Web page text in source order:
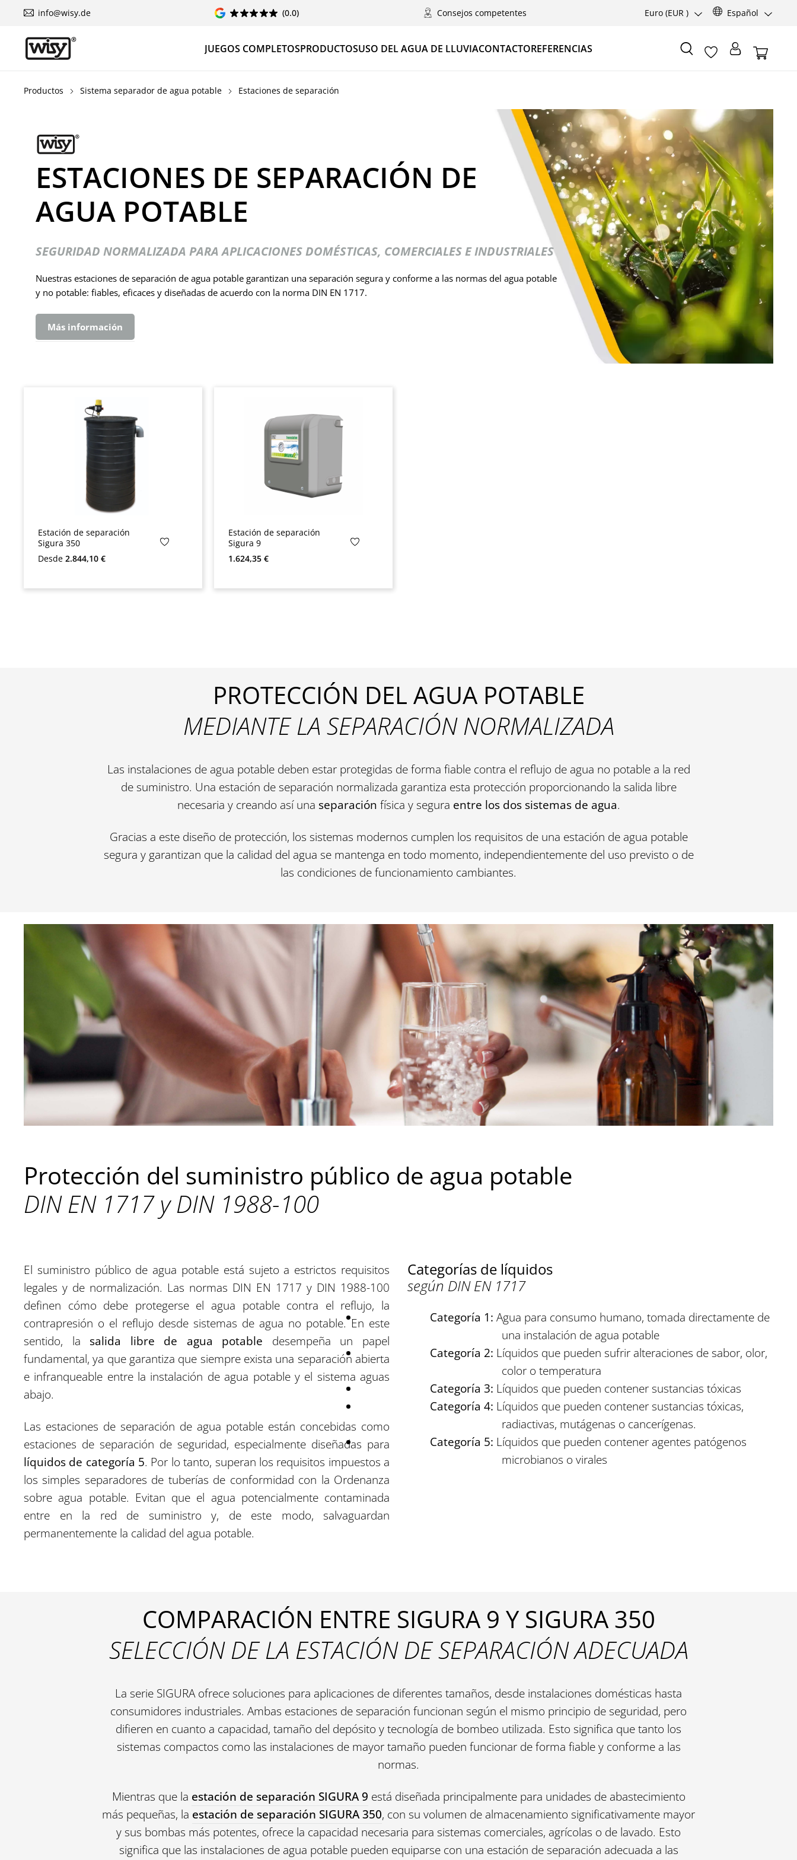
info@wisy.de (0.0) Consejos competentes Euro (EUR ) Español
JUEGOS COMPLETOSPRODUCTOSUSO DEL AGUA DE LLUVIACONTACTOREFERENCIAS
Productos Sistema separador de agua potable Estaciones de separación
ESTACIONES DE SEPARACIÓN DE
AGUA POTABLE
SEGURIDAD NORMALIZADA PARA APLICACIONES DOMÉSTICAS, COMERCIALES E INDUSTRIALES
Nuestras estaciones de separación de agua potable garantizan una separación segura y conforme a las normas del agua potable
y no potable: fiables, eficaces y diseñadas de acuerdo con la norma DIN EN 1717.
Más información
Estación de separación
Sigura 350
Precio normal:
Desde 2.844,10 €
Estación de separación
Sigura 9
Precio normal:
1.624,35 €
PROTECCIÓN DEL AGUA POTABLE
MEDIANTE LA SEPARACIÓN NORMALIZADA
Las instalaciones de agua potable deben estar protegidas de forma fiable contra el reflujo de agua no potable a la red
de suministro. Una estación de separación normalizada garantiza esta protección proporcionando la salida libre
necesaria y creando así una separación física y segura entre los dos sistemas de agua.
Gracias a este diseño de protección, los sistemas modernos cumplen los requisitos de una estación de agua potable
segura y garantizan que la calidad del agua se mantenga en todo momento, independientemente del uso previsto o de
las condiciones de funcionamiento cambiantes.
Protección del suministro público de agua potable
DIN EN 1717 y DIN 1988-100
El suministro público de agua potable está sujeto a estrictos requisitos
legales y de normalización. Las normas DIN EN 1717 y DIN 1988-100
definen cómo debe protegerse el agua potable contra el reflujo, la
contrapresión o el reflujo desde sistemas de agua no potable. En este
sentido, la salida libre de agua potable desempeña un papel
fundamental, ya que garantiza que siempre exista una separación abierta
e infranqueable entre la instalación de agua potable y el sistema aguas
abajo.
Las estaciones de separación de agua potable están concebidas como
estaciones de separación de seguridad, especialmente diseñadas para
líquidos de categoría 5. Por lo tanto, superan los requisitos impuestos a
los simples separadores de tuberías de conformidad con la Ordenanza
sobre agua potable. Evitan que el agua potencialmente contaminada
entre en la red de suministro y, de este modo, salvaguardan
permanentemente la calidad del agua potable.
Categorías de líquidos
según DIN EN 1717
Categoría 1: Agua para consumo humano, tomada directamente de
una instalación de agua potable
Categoría 2: Líquidos que pueden sufrir alteraciones de sabor, olor,
color o temperatura
Categoría 3: Líquidos que pueden contener sustancias tóxicas
Categoría 4: Líquidos que pueden contener sustancias tóxicas,
radiactivas, mutágenas o cancerígenas.
Categoría 5: Líquidos que pueden contener agentes patógenos
microbianos o virales
COMPARACIÓN ENTRE SIGURA 9 Y SIGURA 350
SELECCIÓN DE LA ESTACIÓN DE SEPARACIÓN ADECUADA
La serie SIGURA ofrece soluciones para aplicaciones de diferentes tamaños, desde instalaciones domésticas hasta
consumidores industriales. Ambas estaciones de separación funcionan según el mismo principio de seguridad, pero
difieren en cuanto a capacidad, tamaño del depósito y tecnología de bombeo utilizada. Esto significa que tanto los
sistemas compactos como las instalaciones de mayor tamaño pueden funcionar de forma fiable y conforme a las
normas.
Mientras que la estación de separación SIGURA 9 está diseñada principalmente para unidades de abastecimiento
más pequeñas, la estación de separación SIGURA 350, con su volumen de almacenamiento significativamente mayor
y sus bombas más potentes, ofrece la capacidad necesaria para sistemas comerciales, agrícolas o de lavado. Esto
significa que las instalaciones de agua potable pueden equiparse con una estación de separación adecuada a las